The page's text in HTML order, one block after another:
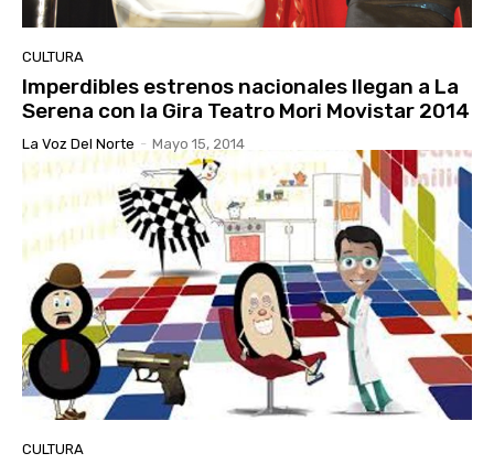
CULTURA
Imperdibles estrenos nacionales llegan a La
Serena con la Gira Teatro Mori Movistar 2014
La Voz Del Norte - Mayo 15, 2014
CULTURA